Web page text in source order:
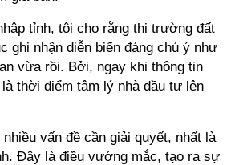
tỉnh, tôi cho rằng thị trường đất
ghi nhận diễn biến đáng chú ý như
vừa rồi. Bởi, ngay khi thông tin
thời điểm tâm lý nhà đầu tư lên
vấn đề cần giải quyết, nhất là
Đây là điều vướng mắc, tạo ra sự